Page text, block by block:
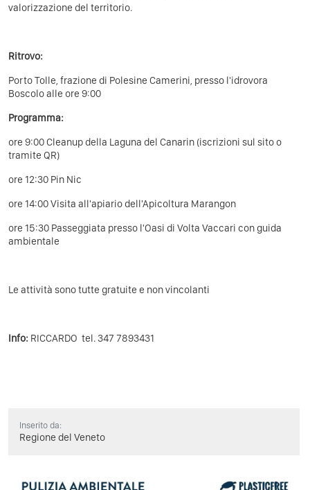
valorizzazione del territorio.
Ritrovo:
Porto Tolle, frazione di Polesine Camerini, presso l'idrovora
Boscolo alle ore 9:00
Programma:
ore 9:00 Cleanup della Laguna del Canarin (iscrizioni sul sito o
tramite QR)
ore 12:30 Pin Nic
ore 14:00 Visita all'apiario dell'Apicoltura Marangon
ore 15:30 Passeggiata presso l'Oasi di Volta Vaccari con guida
ambientale
Le attività sono tutte gratuite e non vincolanti
Info: RICCARDO tel. 347 7893431
Inserito da:
Regione del Veneto